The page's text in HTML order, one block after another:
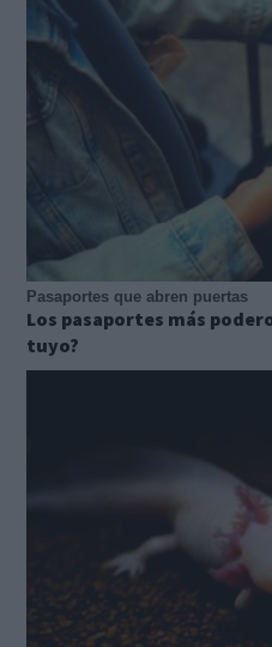
Pasaportes que abren puertas
Los pasaportes más
tuyo?